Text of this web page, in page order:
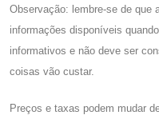
Observação: lembre-se de que
informações disponíveis
informativos e não deve ser
coisas vão custar.
Preços e taxas podem mudar